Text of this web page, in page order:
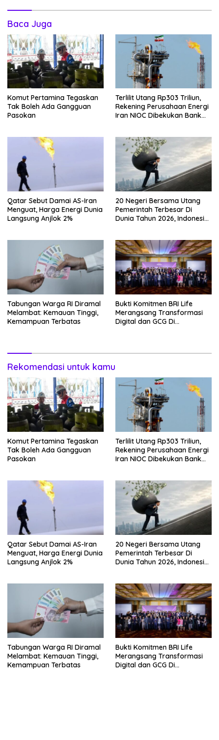
Baca Juga
Komut Pertamina Tegaskan
Tak Boleh Ada Gangguan
Pasokan
Terlilit Utang Rp303 Triliun,
Rekening Perusahaan Energi
Iran NIOC Dibekukan Bank
Qatar Sebut Damai AS-Iran
Menguat, Harga Energi Dunia
Langsung Anjlok 2%
20 Negeri Bersama Utang
Pemerintah Terbesar Di
Dunia Tahun 2026, Indonesia
Tabungan Warga RI Diramal
Melambat: Kemauan Tinggi,
Kemampuan Terbatas
Bukti Komitmen BRI Life
Merangsang Transformasi
Digital dan GCG Di
Rekomendasi untuk kamu
Komut Pertamina Tegaskan
Tak Boleh Ada Gangguan
Pasokan
Terlilit Utang Rp303 Triliun,
Rekening Perusahaan Energi
Iran NIOC Dibekukan Bank
Qatar Sebut Damai AS-Iran
Menguat, Harga Energi Dunia
Langsung Anjlok 2%
20 Negeri Bersama Utang
Pemerintah Terbesar Di
Dunia Tahun 2026, Indonesia
Tabungan Warga RI Diramal
Melambat: Kemauan Tinggi,
Kemampuan Terbatas
Bukti Komitmen BRI Life
Merangsang Transformasi
Digital dan GCG Di